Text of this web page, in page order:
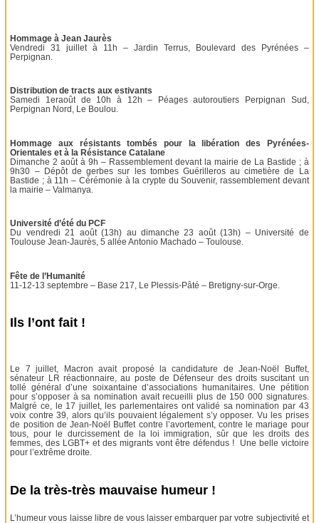
Hommage à Jean Jaurès
Vendredi 31 juillet à 11h – Jardin Terrus, Boulevard des Pyrénées –
Perpignan.
Distribution de tracts aux estivants
Samedi 1eraoût de 10h à 12h – Péages autoroutiers Perpignan Sud,
Perpignan Nord, Le Boulou.
Hommage aux résistants tombés pour la libération des Pyrénées-
Orientales et à la Résistance Catalane
Dimanche 2 août à 9h – Rassemblement devant la mairie de La Bastide ; à
9h30 – Dépôt de gerbes sur les tombes Guérilleros au cimetière de La
Bastide ; à 11h – Cérémonie à la crypte du Souvenir, rassemblement devant
la mairie – Valmanya.
Université d’été du PCF
Du vendredi 21 août (13h) au dimanche 23 août (13h) – Université de
Toulouse Jean-Jaurès, 5 allée Antonio Machado – Toulouse.
Fête de l’Humanité
11-12-13 septembre – Base 217, Le Plessis-Pâté – Bretigny-sur-Orge.
Ils l’ont fait !
Le 7 juillet, Macron avait proposé la candidature de Jean-Noël Buffet,
sénateur LR réactionnaire, au poste de Défenseur des droits suscitant un
tollé général d’une soixantaine d’associations humanitaires. Une pétition
pour s’opposer à sa nomination avait recueilli plus de 150 000 signatures.
Malgré ce, le 17 juillet, les parlementaires ont validé sa nomination par 43
voix contre 39, alors qu’ils pouvaient légalement s’y opposer. Vu les prises
de position de Jean-Noël Buffet contre l’avortement, contre le mariage pour
tous, pour le durcissement de la loi immigration, sûr que les droits des
femmes, des LGBT+ et des migrants vont être défendus ! Une belle victoire
pour l’extrême droite.
De la très-très mauvaise humeur !
L’humeur vous laisse libre de vous laisser embarquer par votre subjectivité et